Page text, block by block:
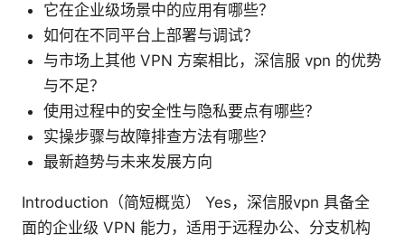
它在企业级场景中的应用有哪些？
如何在不同平台上部署与调试？
与市场上其他 VPN 方案相比，深信服 vpn 的优势
与不足？
使用过程中的安全性与隐私要点有哪些？
实操步骤与故障排查方法有哪些？
最新趋势与未来发展方向
Introduction（简短概览） Yes，深信服vpn 具备全
面的企业级 VPN 能力，适用于远程办公、分支机构